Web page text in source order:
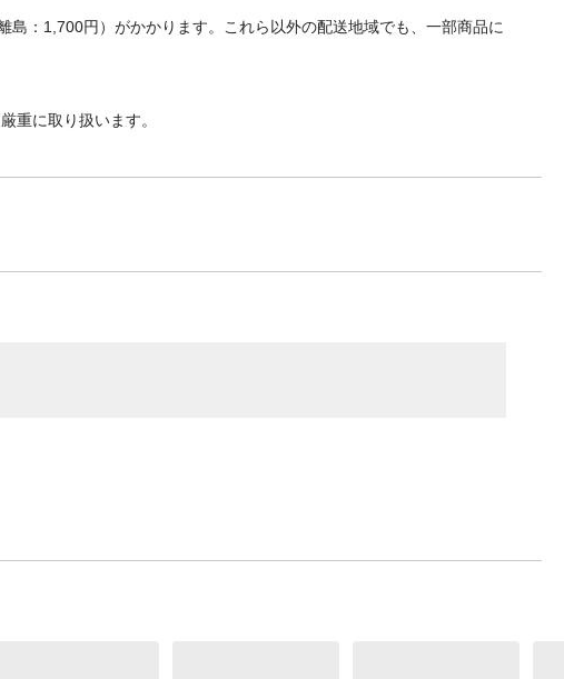
：1,700円）がかかります。これら以外の配送地域でも、一部商品に
重に取り扱います。